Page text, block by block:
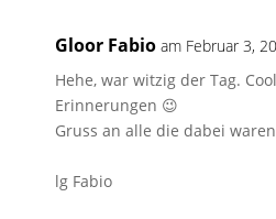
Gloor Fabio am Februar 3,
Hehe, war witzig der Tag.
Erinnerungen 😉
Gruss an alle die dabei
lg Fabio